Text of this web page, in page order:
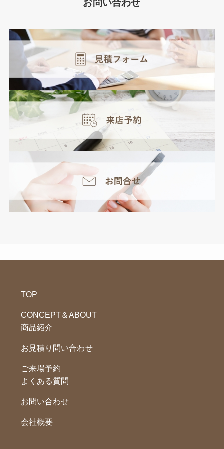
TOP
CONCEPT＆ABOUT
商品紹介
お見積り問い合わせ
ご来場予約
よくある質問
お問い合わせ
会社概要